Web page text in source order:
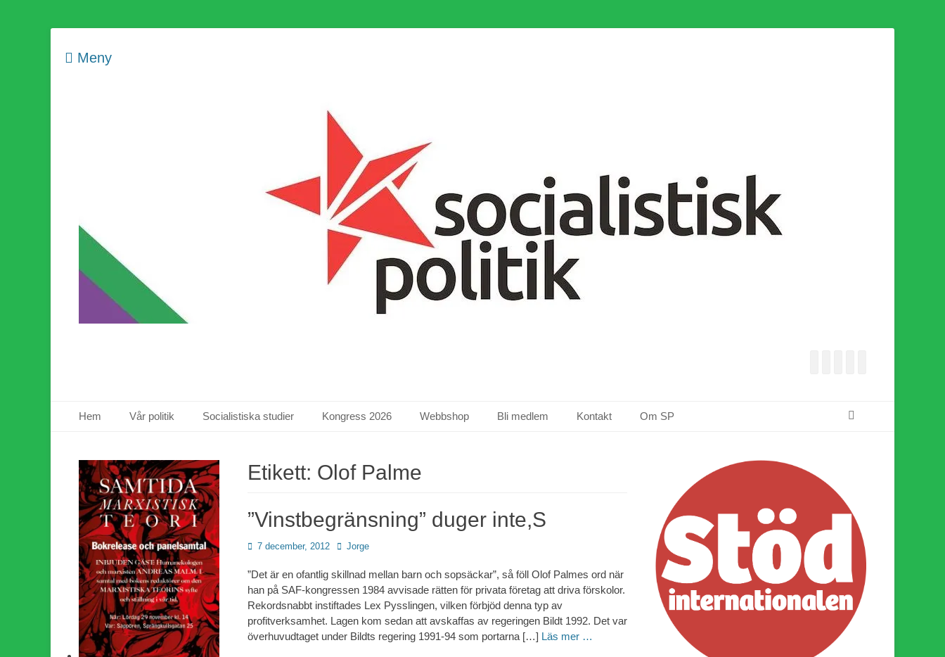
Meny
Primär meny
Hem Vår politik Socialistiska studier Kongress 2026 Webbshop Bli medlem Kontakt Om SP
Etikett: Olof Palme
”Vinstbegränsning” duger inte,S
Publicerad
7 december, 2012 Författare
Jorge
”Det är en ofantlig skillnad mellan barn och sopsäckar”, så föll Olof Palmes ord när
han på SAF-kongressen 1984 avvisade rätten för privata företag att driva förskolor.
Rekordsnabbt instiftades Lex Pysslingen, vilken förbjöd denna typ av
profitverksamhet. Lagen kom sedan att avskaffas av regeringen Bildt 1992. Det var
överhuvudtaget under Bildts regering 1991-94 som portarna […] Läs mer …